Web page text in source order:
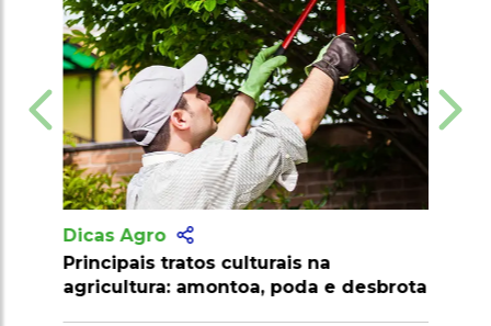
Dicas Agro
Principais tratos culturais na
agricultura: amontoa, poda e desbrota